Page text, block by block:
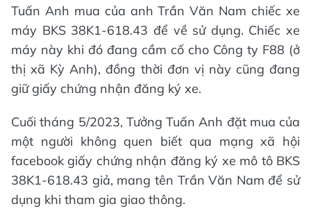
Tuấn Anh mua của anh Trần Văn Nam chiếc xe
máy BKS 38K1-618.43 để về sử dụng. Chiếc xe
máy này khi đó đang cầm cố cho Công ty F88 (ở
thị xã Kỳ Anh), đồng thời đơn vị này cũng đang
giữ giấy chứng nhận đăng ký xe.
Cuối tháng 5/2023, Tưởng Tuấn Anh đặt mua của
một người không quen biết qua mạng xã hội
facebook giấy chứng nhận đăng ký xe mô tô BKS
38K1-618.43 giả, mang tên Trần Văn Nam để sử
dụng khi tham gia giao thông.